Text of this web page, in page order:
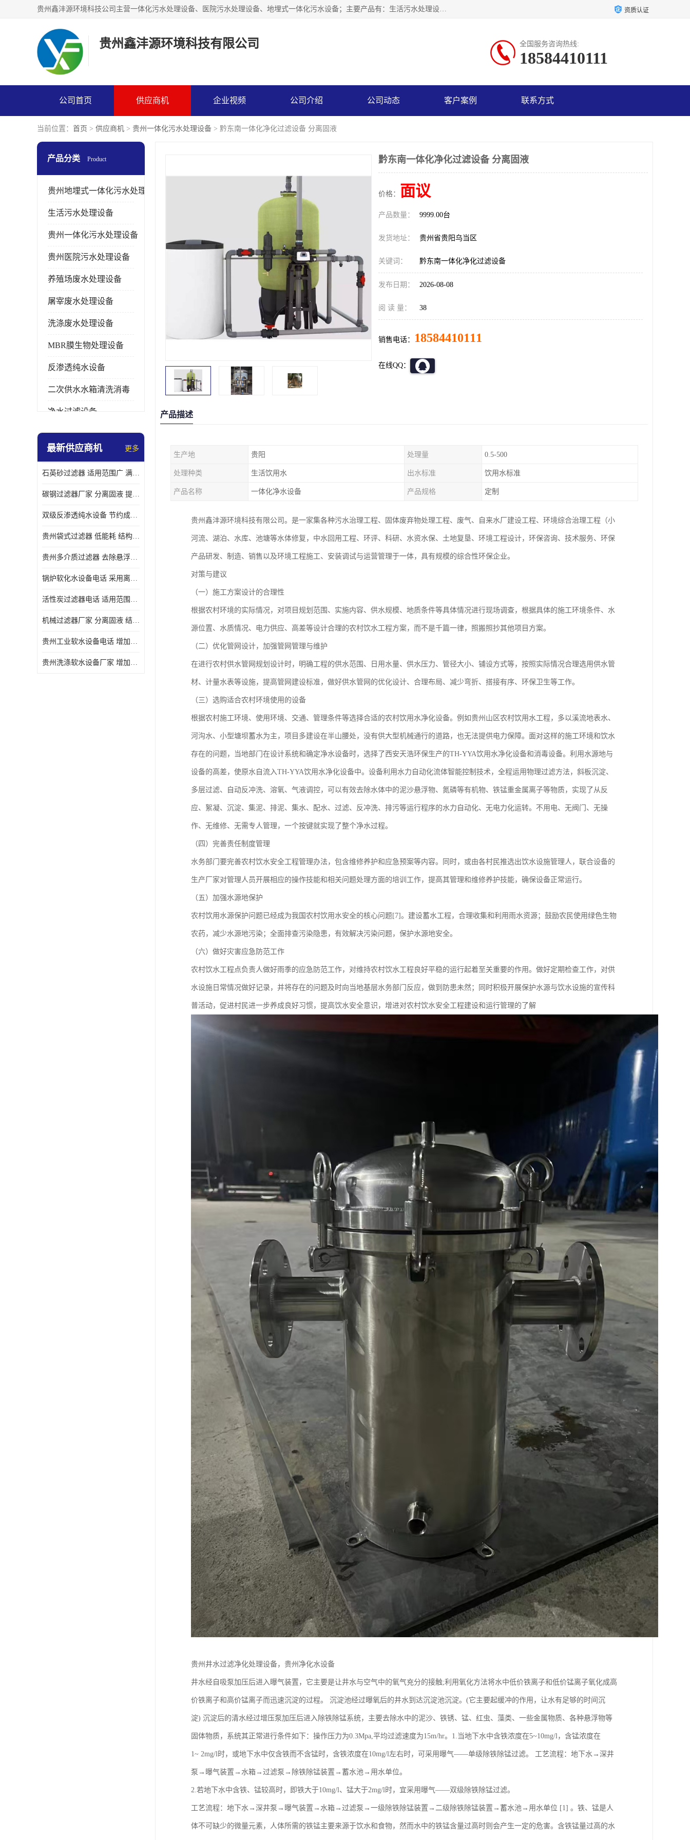
贵州鑫沣源环境科技公司主营一体化污水处理设备、医院污水处理设备、地埋式一体化污水设备；主要产品有：生活污水处理设备，养殖场废水处理设备，屠宰废水处理设备，洗涤废水处理设备，MBR膜生物处理设备，反渗透纯水设备，二次供水水箱清洗消毒，净水过滤设备，软水设备等。欢迎新老顾客来电咨询！ 资质认证
贵州鑫沣源环境科技有限公司 全国服务咨询热线:
18584410111
公司首页 供应商机 企业视频 公司介绍 公司动态 客户案例 联系方式
当前位置： 首页 > 供应商机 > 贵州一体化污水处理设备 > 黔东南一体化净化过滤设备 分离固液
产品分类 Product
贵州地埋式一体化污水处理设备
生活污水处理设备
贵州一体化污水处理设备
贵州医院污水处理设备
养殖场废水处理设备
屠宰废水处理设备
洗涤废水处理设备
MBR膜生物处理设备
反渗透纯水设备
二次供水水箱清洗消毒
净水过滤设备
软水设备
最新供应商机 更多
石英砂过滤器 适用范围广 满足不同的需求
碳钢过滤器厂家 分离固液 提高过滤效率
双级反渗透纯水设备 节约成本 提供高纯度水
贵州袋式过滤器 低能耗 结构简单
贵州多介质过滤器 去除悬浮物 防止水垢和堵塞
锅炉软化水设备电话 采用离子交换技术 减少维修和更换的成本
活性炭过滤器电话 适用范围广 防止水垢和堵塞
机械过滤器厂家 分离固液 结构简单
贵州工业软水设备电话 增加清洁效果 使水更加清澈 干净
贵州洗涤软水设备厂家 增加清洁效果 减少维修和更换的成本
黔东南一体化净化过滤设备 分离固液
价格： 面议
产品数量： 9999.00台
发货地址： 贵州省贵阳乌当区
关键词： 黔东南一体化净化过滤设备
发布日期： 2026-08-08
阅 读 量： 38
销售电话： 18584410111
在线QQ：
产品描述
生产地 贵阳 处理量 0.5-500
处理种类 生活饮用水 出水标准 饮用水标准
产品名称 一体化净水设备 产品规格 定制
贵州鑫沣源环境科技有限公司。是一家集各种污水治理工程、固体废弃物处理工程、废气、自来水厂建设工程、环境综合治理工程（小
河流、湖泊、水库、池塘等水体修复，中水回用工程、环评、科研、水资水保、土地复垦、环境工程设计，环保咨询、技术服务、环保
产品研发、制造、销售以及环境工程施工、安装调试与运营管理于一体，具有规模的综合性环保企业。
对策与建议
（一）施工方案设计的合理性
根据农村环境的实际情况，对项目规划范围、实施内容、供水规模、地质条件等具体情况进行现场调查，根据具体的施工环境条件、水
源位置、水质情况、电力供应、高差等设计合理的农村饮水工程方案，而不是千篇一律，照搬照抄其他项目方案。
（二）优化管网设计，加强管网管理与维护
在进行农村供水管网规划设计时，明确工程的供水范围、日用水量、供水压力、管径大小、铺设方式等，按照实际情况合理选用供水管
材、计量水表等设施，提高管网建设标准，做好供水管网的优化设计、合理布局、减少弯折、搭接有序、环保卫生等工作。
（三）选购适合农村环境使用的设备
根据农村施工环境、使用环境、交通、管理条件等选择合适的农村饮用水净化设备。例如贵州山区农村饮用水工程，多以溪流地表水、
河沟水、小型塘坝蓄水为主，项目多建设在半山腰处，没有供大型机械通行的道路，也无法提供电力保障。面对这样的施工环境和饮水
存在的问题，当地部门在设计系统和确定净水设备时，选择了西安天浩环保生产的TH-YYA饮用水净化设备和消毒设备。利用水源地与
设备的高差，使原水自流入TH-YYA饮用水净化设备中。设备利用水力自动化流体智能控制技术，全程运用物理过滤方法，斜板沉淀、
多层过滤、自动反冲洗、溶氧、气液调控，可以有效去除水体中的泥沙悬浮物、氮磷等有机物、铁锰重金属离子等物质，实现了从反
应、絮凝、沉淀、集泥、排泥、集水、配水、过滤、反冲洗、排污等运行程序的水力自动化、无电力化运转。不用电、无阀门、无操
作、无维修、无需专人管理，一个按键就实现了整个净水过程。
（四）完善责任制度管理
水务部门要完善农村饮水安全工程管理办法，包含维修养护和应急预案等内容。同时，或由各村民推选出饮水设施管理人，联合设备的
生产厂家对管理人员开展相应的操作技能和相关问题处理方面的培训工作，提高其管理和维修养护技能，确保设备正常运行。
（五）加强水源地保护
农村饮用水源保护问题已经成为我国农村饮用水安全的核心问题[7]。建设蓄水工程，合理收集和利用雨水资源；鼓励农民使用绿色生物
农药，减少水源地污染；全面排查污染隐患，有效解决污染问题，保护水源地安全。
（六）做好灾害应急防范工作
农村饮水工程点负责人做好雨季的应急防范工作，对维持农村饮水工程良好平稳的运行起着至关重要的作用。做好定期检查工作，对供
水设施日常情况做好记录，并将存在的问题及时向当地基层水务部门反应，做到防患未然；同时积极开展保护水源与饮水设施的宣传科
普活动，促进村民进一步养成良好习惯，提高饮水安全意识，增进对农村饮水安全工程建设和运行管理的了解
贵州井水过滤净化处理设备，贵州净化水设备
井水经自吸泵加压后进入曝气装置，它主要是让井水与空气中的氧气充分的接触;利用氧化方法将水中低价铁离子和低价锰离子氧化成高
价铁离子和高价锰离子而迅速沉淀的过程。 沉淀池经过曝氧后的井水到达沉淀池沉淀。(它主要起缓冲的作用，让水有足够的时间沉
淀) 沉淀后的清水经过增压泵加压后进入除铁除锰系统，主要去除水中的泥沙、铁锈、锰、红虫、藻类、一些金属物质、各种悬浮物等
固体物质，系统其正常进行条件如下：操作压力为0.3Mpa,平均过滤速度为15m/hr。1.当地下水中含铁浓度在5~10mg/l，含锰浓度在
1~ 2mg/l时，或地下水中仅含铁而不含锰时，含铁浓度在10mg/l左右时，可采用曝气――单级除铁除锰过滤。 工艺流程：地下水→深井
泵→曝气装置→水箱→过滤泵→除铁除锰装置→蓄水池→用水单位。
2.若地下水中含铁、锰较高时，即铁大于10mg/l、锰大于2mg/l时，宜采用曝气――双级除铁除锰过滤。
工艺流程：地下水→深井泵→曝气装置→水箱→过滤泵→一级除铁除锰装置→二级除铁除锰装置→蓄水池→用水单位 [1] 。铁、锰是人
体不可缺少的微量元素，人体所需的铁锰主要来源于饮水和食物，然而水中的铁锰含量过高时则会产生一定的危害。含铁锰量过高的水